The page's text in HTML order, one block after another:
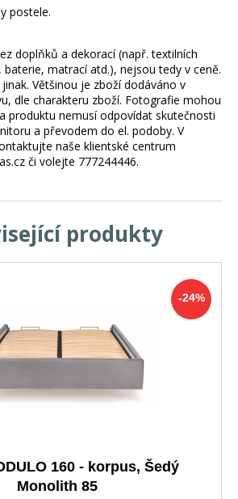
postele.
doplňků a dekorací (např. textilních
matrací atd.), nejsou tedy v ceně.
Většinou je zboží dodáváno v
dle charakteru zboží. Fotografie mohou
produktu nemusí odpovídat skutečnosti
a převodem do el. podoby. V
naše klientské centrum
či volejte 777244446.
produkty
-24%
160 - korpus, Šedý
Monolith 85